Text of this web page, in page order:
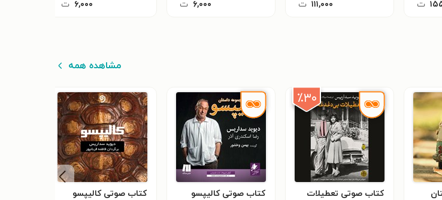
ت ۱۱۱,۰۰۰ ت ۶,۰۰۰ ت ۶,۰۰۰ ت
مشاهده همه
٪۳۰
کتاب صوتی تعطیلات
کتاب صوتی کالیپسو کتاب صوتی کالیپسو